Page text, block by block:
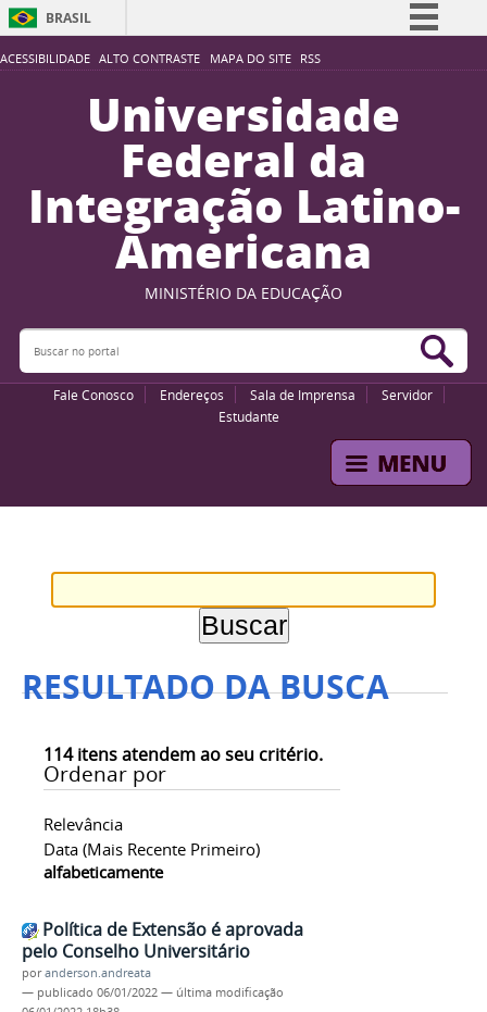
ACESSIBILIDADE ALTO CONTRASTE MAPA DO SITE RSS
BRASIL
Simplifique!
Participe
Acesso à informação
Legislação
Canais
Universidade
Federal da
Integração Latino-
Americana
MINISTÉRIO DA EDUCAÇÃO
Buscar no portal
Fale Conosco Endereços Sala de Imprensa
Servidor
Estudante
RESULTADO DA BUSCA
114itens atendem ao seu critério.
Ordenar por
Relevância
Data (mais Recente Primeiro)
alfabeticamente
Política de Extensão é aprovada
pelo Conselho Universitário
poranderson.andreata
— publicado 06/01/2022 — última modificação